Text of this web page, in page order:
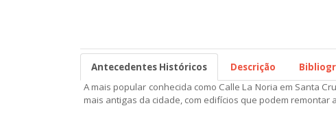
Antecedentes Históricos Descrição
A mais popular conhecida como Calle La Noria em Santa
mais antigas da cidade, com edifícios que podem remontar